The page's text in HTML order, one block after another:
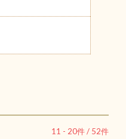
11 - 20件 / 52件